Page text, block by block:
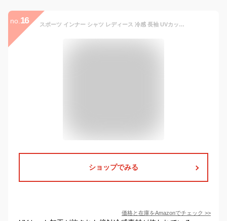
no. 16 スポーツ インナー シャツ レディース 冷感 長袖 UVカット ハイネック コンプレッション トップス アンダー ウェア 吸汗速乾 (M, ホワイト)
ショップでみる
価格と在庫をAmazonでチェック >>